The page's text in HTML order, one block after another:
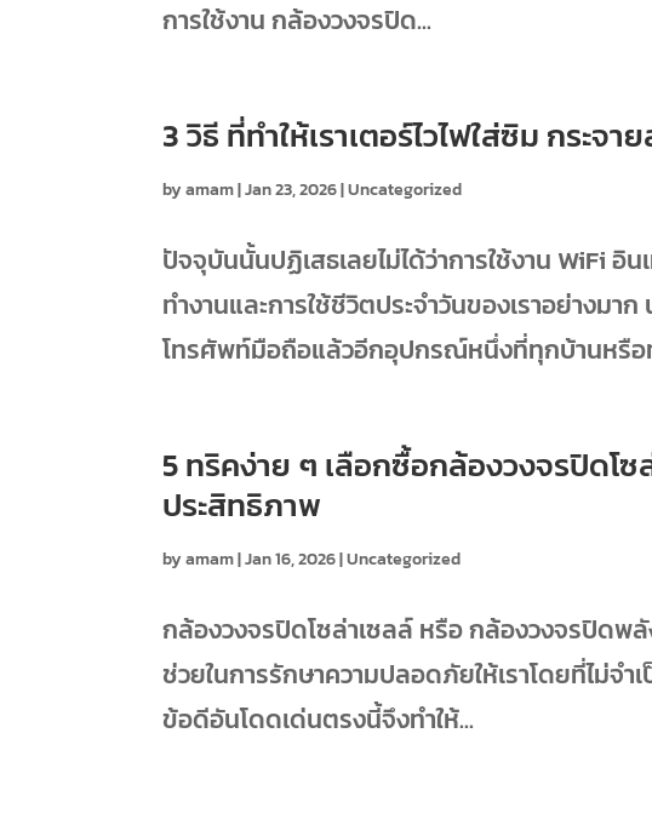
การใช้งาน กล้องวงจรปิด...
3 วิธี ที่ทำให้เราเตอร์ไวไฟใส่ซิม กระ
byamam|Jan 23, 2026|Uncategorized
ปัจจุบันนั้นปฏิเสธเลยไม่ได้ว่าการใช้งาน WiFi
ทำงานและการใช้ชีวิตประจำวันของเราอย่างม
โทรศัพท์มือถือแล้วอีกอุปกรณ์หนึ่งที่ทุกบ้านหรือ
5 ทริคง่าย ๆ เลือกซื้อกล้องวงจรปิดโซ
ประสิทธิภาพ
byamam|Jan 16, 2026|Uncategorized
กล้องวงจรปิดโซล่าเซลล์ หรือ กล้องวงจรปิดพ
ช่วยในการรักษาความปลอดภัยให้เราโดยที่ไม่จ
ข้อดีอันโดดเด่นตรงนี้จึงทำให้...